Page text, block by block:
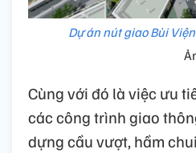
Dự án nút giao Bùi
Cùng với đó là việc ưu
các công trình giao
dựng cầu vượt, hầm